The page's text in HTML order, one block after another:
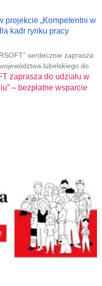
projekcie „Kompetentni w
kadr rynku pracy
serdecznie zaprasza
lubelskiego do
zaprasza do udziału w
– bezpłatne wsparcie